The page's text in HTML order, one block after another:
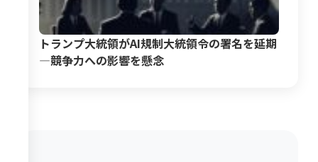
トランプ大統領がAI規制大統領令の署名を延期
―競争力への影響を懸念